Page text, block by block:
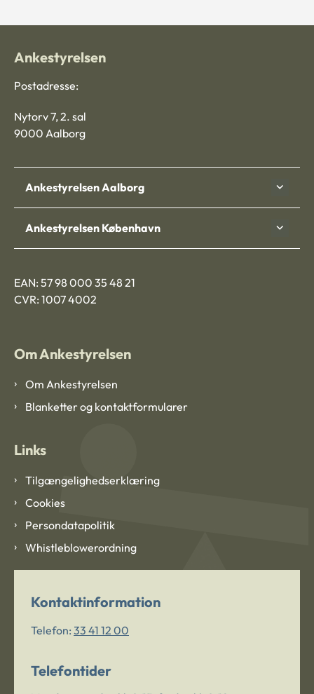
Ankestyrelsen
Postadresse:
Nytorv 7, 2. sal
9000 Aalborg
Ankestyrelsen Aalborg
Ankestyrelsen København
EAN: 57 98 000 35 48 21
CVR: 1007 4002
Om Ankestyrelsen
Om Ankestyrelsen
Blanketter og kontaktformularer
Links
Tilgængelighedserklæring
Cookies
Persondatapolitik
Whistleblowerordning
Kontaktinformation
Telefon: 33 41 12 00
Telefontider